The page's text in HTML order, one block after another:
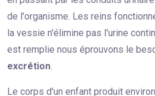
de l'organisme. Les reins
la vessie n'élimine pas l'urine
est remplie nous éprouvons le
excrétion
Le corps d'un enfant produit